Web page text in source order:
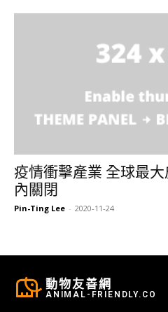
疫情衝擊產業 全球最
內關閉
Pin-Ting Lee - 2020-11-24
動物友善網
ANIMAL-FRIENDLY.CO